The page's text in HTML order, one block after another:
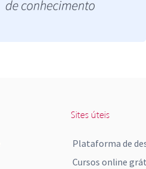
Sites úteis
Plataforma de
Cursos online